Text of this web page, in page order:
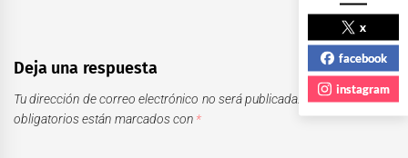
Deja una respuesta
Tu dirección de correo electrónico no será publicada.
Los campos
obligatorios están marcados con *
x
facebook
instagram